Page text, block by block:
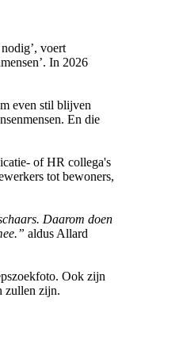
voert
In 2026
even stil blijven
En die
of HR collega's
tot bewoners,
Daarom doen
aldus Allard
Ook zijn
zullen zijn.